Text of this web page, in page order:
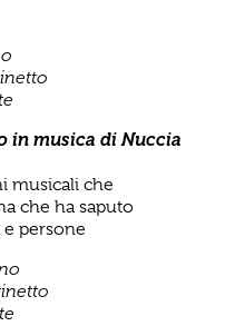
in musica di Nuccia
musicali che
che ha saputo
e persone